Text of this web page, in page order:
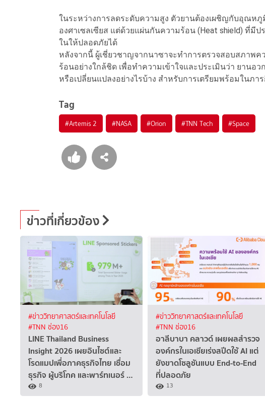
ในระหว่างการลดระดับความสูง ตัวยานต้องเผชิญกับอุณหภู
องศาเซลเซียส แต่ด้วยแผ่นกันความร้อน (Heat shield) ที่
ในให้ปลอดภัยได้
หลังจากนี้ ผู้เชี่ยวชาญจากนาซาจะทำการตรวจสอบสภาพค
ร้อนอย่างใกล้ชิด เพื่อทำความเข้าใจและประเมินว่า ยาน
หรือเปลี่ยนแปลงอย่างไรบ้าง สำหรับการเตรียมพร้อมในภา
Tag
#Artemis 2 #NASA #Orion #TNN Tech #Space
ข่าวที่เกี่ยวข้อง
#ข่าววิทยาศาสตร์และเทคโนโลยี
#TNN ช่อง16
LINE Thailand Business
Insight 2026 เผยอินไซต์และ
โรดแมปเพื่อภาคธุรกิจไทย เชื่อม
ธุรกิจ ผู้บริโภค และพาร์ทเนอร์ …
8
#ข่าววิทยาศาสตร์และเทคโนโลยี
#TNN ช่อง16
อาลีบาบา คลาวด์ เผยผลสำรวจ
องค์กรในเอเชียเร่งสปีดใช้ AI แต่
ยังขาดโซลูชันแบบ End-to-End
ที่ปลอดภัย
13